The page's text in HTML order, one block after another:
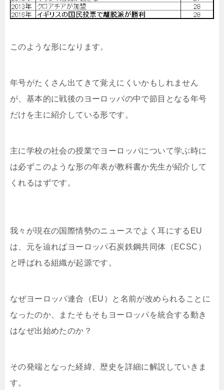
このような形になります。
年号がたくさん出てきて覚えにくいかもしれません
が、基本的に戦後のヨーロッパの中で節目となる年号
だけを主に紹介している形です。
主に学校の社会の授業でヨーロッパについて学ぶ時に
は必ずこのような形の年表が教科書か先生が紹介して
くれるはずです。
我々が現在の国際情勢のニュースでよく耳にするEU
は、元を辿ればヨーロッパ石炭鉄鋼共同体（ECSC）
と呼ばれる組織が起源です。
なぜヨーロッパ連合（EU）と名前が改められることに
なったのか、またそもそもヨーロッパを統合する動き
はなぜ出始めたのか？
その発端となった経緯、歴史を詳細に解説していきま
す。